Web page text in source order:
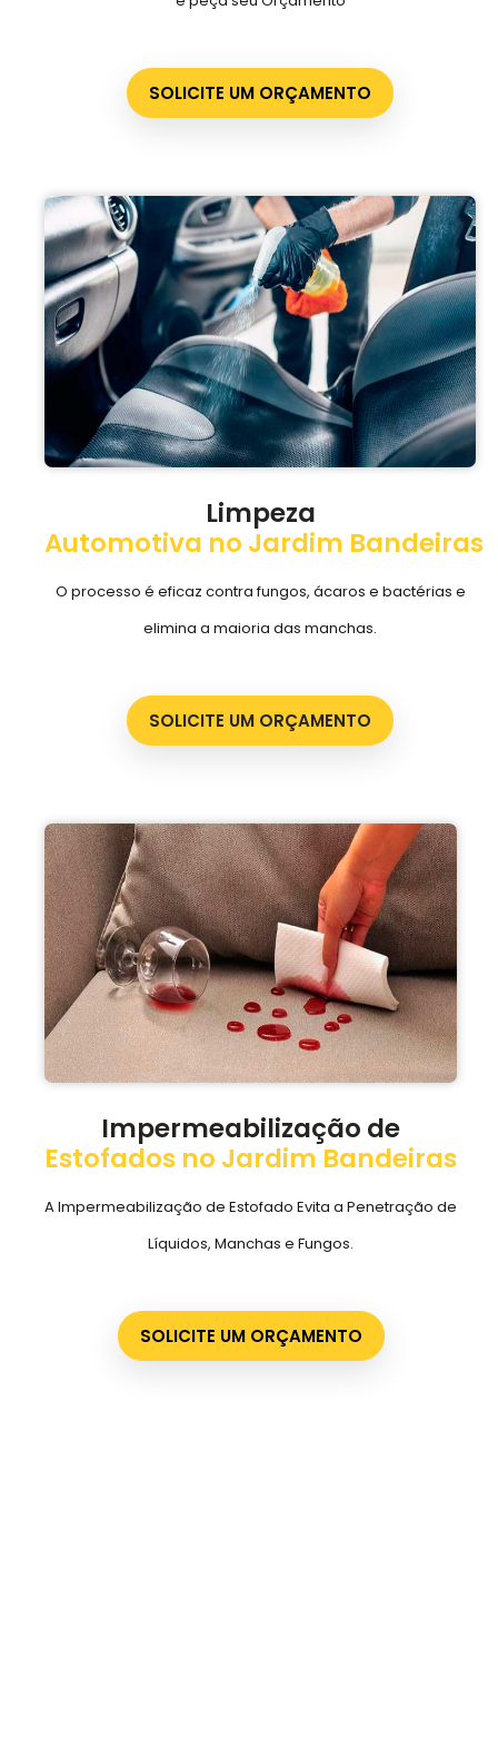
SOLICITE UM ORÇAMENTO
Limpeza
Automotiva no Jardim Bandeiras
O processo é eficaz contra fungos, ácaros e bactérias e
elimina a maioria das manchas.
SOLICITE UM ORÇAMENTO
Impermeabilização de
Estofados no Jardim Bandeiras
A Impermeabilização de Estofado Evita a Penetração de
Líquidos, Manchas e Fungos.
SOLICITE UM ORÇAMENTO